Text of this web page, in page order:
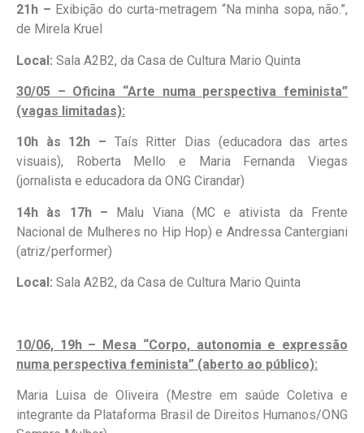
21h – Exibição do curta-metragem “Na minha sopa, não.”,
de Mirela Kruel
Local: Sala A2B2, da Casa de Cultura Mario Quinta
30/05 – Oficina “Arte numa perspectiva feminista”
(vagas limitadas):
10h às 12h – Taís Ritter Dias (educadora das artes
visuais), Roberta Mello e Maria Fernanda Viegas
(jornalista e educadora da ONG Cirandar)
14h às 17h – Malu Viana (MC e ativista da Frente
Nacional de Mulheres no Hip Hop) e Andressa Cantergiani
(atriz/performer)
Local: Sala A2B2, da Casa de Cultura Mario Quinta
10/06, 19h – Mesa “Corpo, autonomiae expressão
numa perspectiva feminista” (aberto ao público):
Maria Luisa de Oliveira (Mestre em saúde Coletiva e
integrante da Plataforma Brasil de Direitos Humanos/ONG